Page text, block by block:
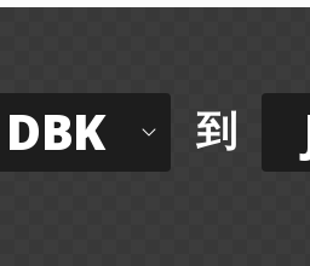
DBK 到